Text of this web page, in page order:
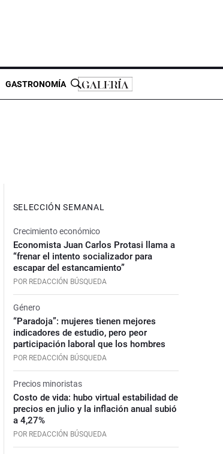
GASTRONOMÍA
SELECCIÓN SEMANAL
Crecimiento económico
Economista Juan Carlos Protasi llama a
“frenar el intento socializador para
escapar del estancamiento”
POR REDACCIÓN BÚSQUEDA
Género
“Paradoja”: mujeres tienen mejores
indicadores de estudio, pero peor
participación laboral que los hombres
POR REDACCIÓN BÚSQUEDA
Precios minoristas
Costo de vida: hubo virtual estabilidad de
precios en julio y la inflación anual subió
a 4,27%
POR REDACCIÓN BÚSQUEDA